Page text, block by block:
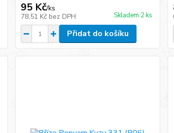
95 Kč/ks
78,51 Kč bez DPH Skladem 2 ks
Přidat do košíku